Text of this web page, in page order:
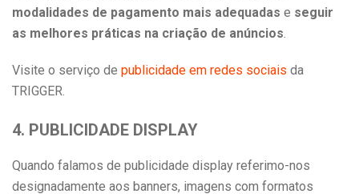
modalidades de pagamento mais adequadas e seguir
as melhores práticas na criação de anúncios.
Visite o serviço de publicidade em redes sociais da
TRIGGER.
4. PUBLICIDADE DISPLAY
Quando falamos de publicidade display referimo-nos
designadamente aos banners, imagens com formatos